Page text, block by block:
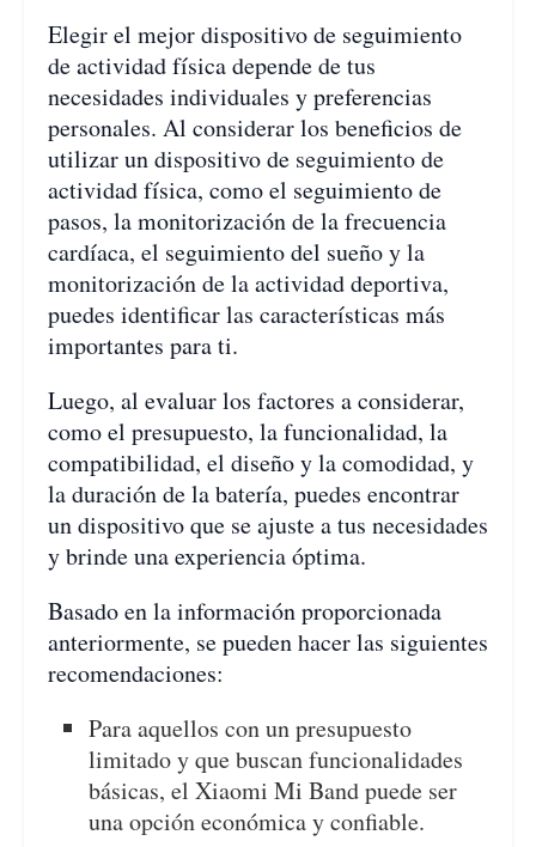
Elegir el mejor dispositivo de seguimiento
de actividad física depende de tus
necesidades individuales y preferencias
personales. Al considerar los beneficios de
utilizar un dispositivo de seguimiento de
actividad física, como el seguimiento de
pasos, la monitorización de la frecuencia
cardíaca, el seguimiento del sueño y la
monitorización de la actividad deportiva,
puedes identificar las características más
importantes para ti.
Luego, al evaluar los factores a considerar,
como el presupuesto, la funcionalidad, la
compatibilidad, el diseño y la comodidad, y
la duración de la batería, puedes encontrar
un dispositivo que se ajuste a tus necesidades
y brinde una experiencia óptima.
Basado en la información proporcionada
anteriormente, se pueden hacer las siguientes
recomendaciones:
Para aquellos con un presupuesto
limitado y que buscan funcionalidades
básicas, el Xiaomi Mi Band puede ser
una opción económica y confiable.